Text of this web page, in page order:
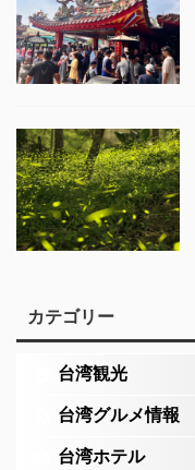
カテゴリー
台湾観光
台湾グルメ情報
台湾ホテル